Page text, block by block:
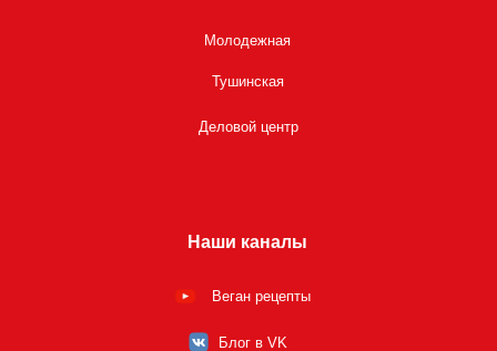
Молодежная
Тушинская
Деловой центр
Наши каналы
Блог в VK
Веган рецепты